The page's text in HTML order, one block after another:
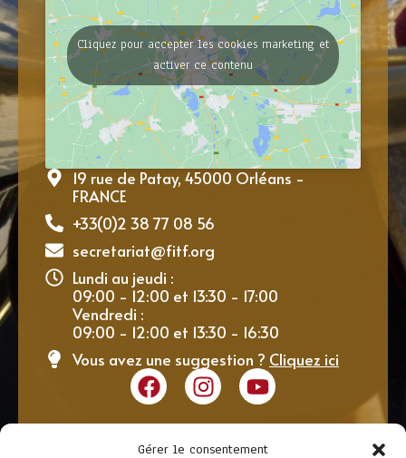
Gérer le consentement
Cliquez pour accepter les cookies marketing et
activer ce contenu
19 rue de Patay, 45000 Orléans -
FRANCE
+33(0)2 38 77 08 56
secretariat@fitf.org
Lundi au jeudi :
09:00 - 12:00 et 13:30 - 17:00
Vendredi :
09:00 - 12:00 et 13:30 - 16:30
Vous avez une suggestion ? Cliquez ici